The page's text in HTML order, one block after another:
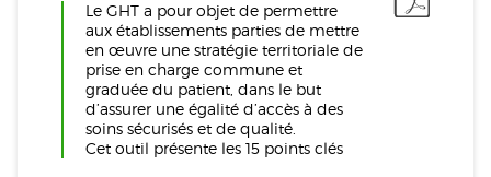
Le GHT a pour objet de permettre
aux établissements parties de mettre
en œuvre une stratégie territoriale de
prise en charge commune et
graduée du patient, dans le but
d’assurer une égalité d’accès à des
soins sécurisés et de qualité.
Cet outil présente les 15 points clés